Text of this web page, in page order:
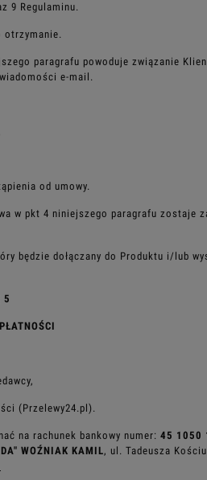
9 Regulaminu.
otrzymanie.
paragrafu powoduje związanie
e-mail.
od umowy.
w pkt 4 niniejszego paragrafu zostaje
będzie dołączany do Produktu i/lub
5
(Przelewy24.pl).
na rachunek bankowy numer: 45 1050
WOŹNIAK KAMIL, ul. Tadeusza